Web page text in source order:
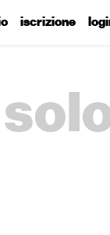
iscrizione